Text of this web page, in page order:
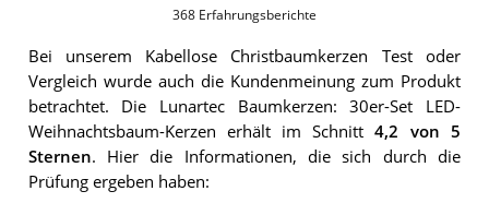
368 Erfahrungsberichte
Bei unserem Kabellose Christbaumkerzen Test oder
Vergleich wurde auch die Kundenmeinung zum Produkt
betrachtet.
Die
Lunartec Baumkerzen: 30er-Set LED-
Weihnachtsbaum-Kerzen erhält im Schnitt4,2 von 5
Sternen. Hier die Informationen, die sich durch die
Prüfung ergeben haben: